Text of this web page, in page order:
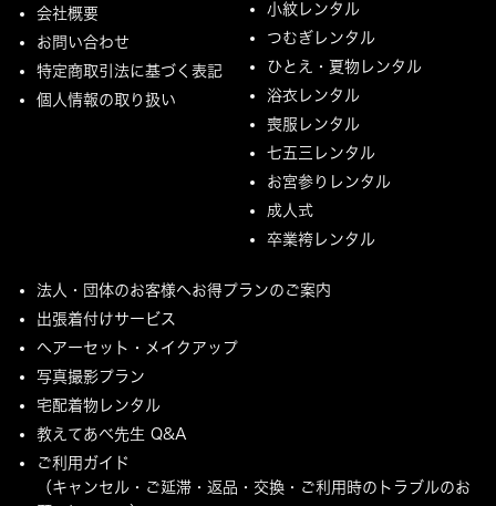
会社概要
お問い合わせ
特定商取引法に基づく表記
個人情報の取り扱い
小紋レンタル
つむぎレンタル
ひとえ・夏物レンタル
浴衣レンタル
喪服レンタル
七五三レンタル
お宮参りレンタル
成人式
卒業袴レンタル
法人・団体のお客様へお得プランのご案内
出張着付けサービス
ヘアーセット・メイクアップ
写真撮影プラン
宅配着物レンタル
教えてあべ先生 Q&A
ご利用ガイド
（キャンセル・ご延滞・返品・交換・ご利用時のトラブルのお